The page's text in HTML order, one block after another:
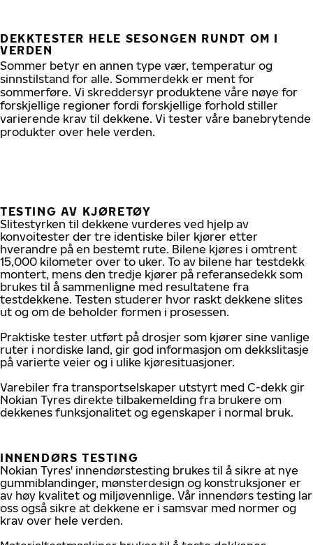
DEKKTESTER HELE SESONGEN RUNDT OM I
VERDEN
Sommer betyr en annen type vær, temperatur og
sinnstilstand for alle. Sommerdekk er ment for
sommerføre. Vi skreddersyr produktene våre nøye for
forskjellige regioner fordi forskjellige forhold stiller
varierende krav til dekkene. Vi tester våre banebrytende
produkter over hele verden.
TESTING AV KJØRETØY
Slitestyrken til dekkene vurderes ved hjelp av
konvoitester der tre identiske biler kjører etter
hverandre på en bestemt rute. Bilene kjøres i omtrent
15,000 kilometer over to uker. To av bilene har testdekk
montert, mens den tredje kjører på referansedekk som
brukes til å sammenligne med resultatene fra
testdekkene. Testen studerer hvor raskt dekkene slites
ut og om de beholder formen i prosessen.
Praktiske tester utført på drosjer som kjører sine vanlige
ruter i nordiske land, gir god informasjon om dekkslitasje
på varierte veier og i ulike kjøresituasjoner.
Varebiler fra transportselskaper utstyrt med C-dekk gir
Nokian Tyres direkte tilbakemelding fra brukere om
dekkenes funksjonalitet og egenskaper i normal bruk.
INNENDØRS TESTING
Nokian Tyres' innendørstesting brukes til å sikre at nye
gummiblandinger, mønsterdesign og konstruksjoner er
av høy kvalitet og miljøvennlige. Vår innendørs testing lar
oss også sikre at dekkene er i samsvar med normer og
krav over hele verden.